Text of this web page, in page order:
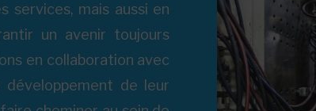
services, mais aussi en
un avenir toujours
en collaboration avec
de leur